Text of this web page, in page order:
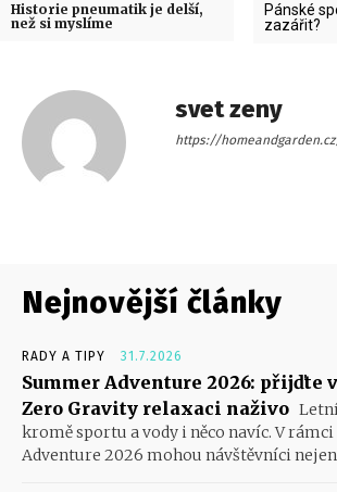
Historie pneumatik je delší,
než si myslíme
Pánské
zazářit?
svet zeny
https://
Nejnovější články
RADY A TIPY 31.7.2026
Summer Adventure 2026: přijďte
Zero Gravity relaxaci naživo
kromě sportu a vody i něco navíc. V
Adventure 2026 mohou návštěvníci